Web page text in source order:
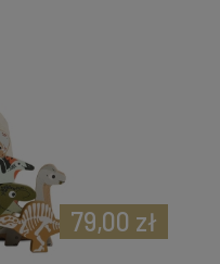
79,00 zł